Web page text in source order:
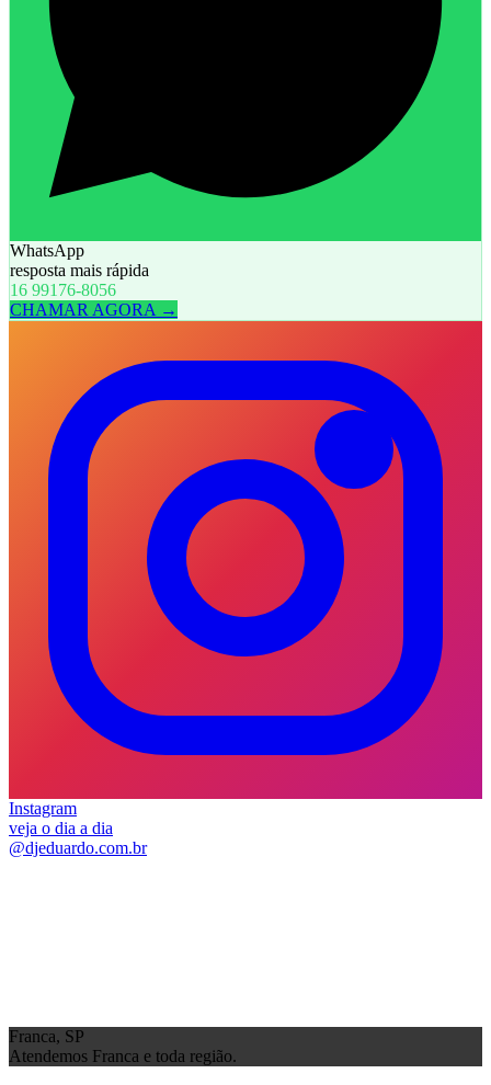
WhatsApp
resposta mais rápida
16 99176-8056
CHAMAR AGORA →
Instagram
veja o dia a dia
@djeduardo.com.br
Franca, SP
Atendemos Franca e toda região.